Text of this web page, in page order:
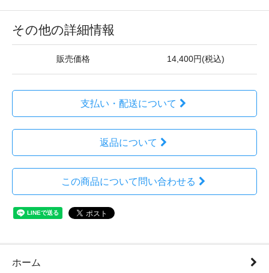
その他の詳細情報
販売価格 14,400円(税込)
支払い・配送について
返品について
この商品について問い合わせる
ホーム